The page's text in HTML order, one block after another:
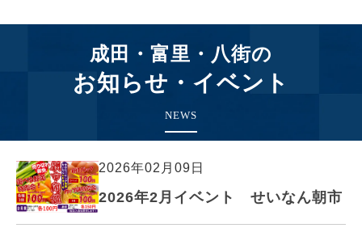
成田・富里・八街の
お知らせ・イベント
NEWS
2026年02月09日
2026年2月イベント せいなん朝市